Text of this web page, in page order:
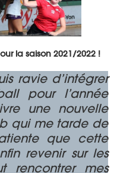
la saison 2021/2022 !
ravie d’intégrer
pour l’année
une nouvelle
qui me tarde de
que cette
revenir sur les
rencontrer mes